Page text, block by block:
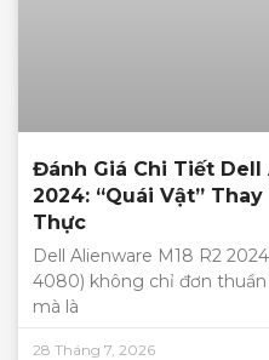
Đánh Giá Chi Tiết Dell
2024: “Quái Vật”
Thực
Dell Alienware M18 R2
4080) không chỉ đơn
mà là
28 Tháng 7, 2026